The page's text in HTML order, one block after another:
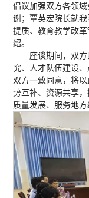
倡议加强双方各领
谢；覃英宏院长就
提质、教育教学改
绍。
座谈期间，双
究、人才队伍建设
双方一致同意，将
势互补、资源共享
质量发展、服务地方